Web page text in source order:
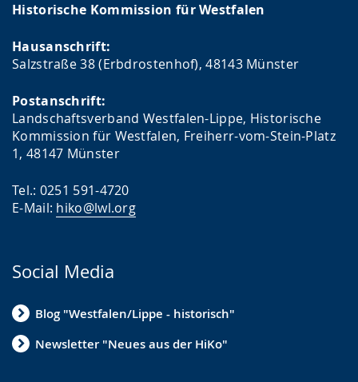
Historische Kommission für Westfalen
Hausanschrift:
Salzstraße 38 (Erbdrostenhof), 48143 Münster
Postanschrift:
Landschaftsverband Westfalen-Lippe, Historische
Kommission für Westfalen, Freiherr-vom-Stein-Platz
1, 48147 Münster
Tel.: 0251 591-4720
E-Mail: hiko@lwl.org
Social Media
Blog "Westfalen/Lippe - historisch"
Newsletter "Neues aus der HiKo"